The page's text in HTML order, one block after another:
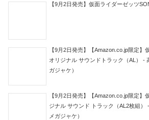
【9月2日発売】仮面ライダーゼッツ
【9月2日発売】【Amazon.co.jp限定】
オリジナル サウンドトラック（AL） -
ガジャケ）
【9月2日発売】【Amazon.co.jp限定】
ジナル サウンド トラック（AL2枚組）
メガジャケ）